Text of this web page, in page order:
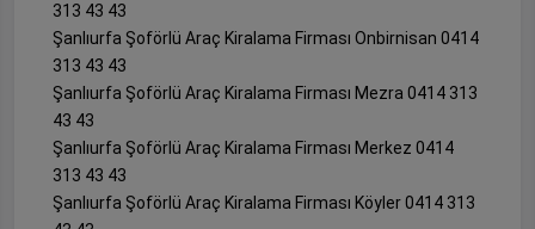
313 43 43
Şanlıurfa Şoförlü Araç Kiralama Firması Onbirnisan 0414
313 43 43
Şanlıurfa Şoförlü Araç Kiralama Firması Mezra 0414 313
43 43
Şanlıurfa Şoförlü Araç Kiralama Firması Merkez 0414
313 43 43
Şanlıurfa Şoförlü Araç Kiralama Firması Köyler 0414 313